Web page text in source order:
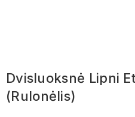
Dvisluoksnė Lipni
(rulonėlis)